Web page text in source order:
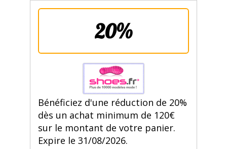
20%
Bénéficiez d'une réduction de 20%
dès un achat minimum de 120€
sur le montant de votre panier.
Expire le 31/08/2026.